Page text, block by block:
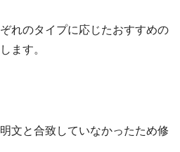
れのタイプに応じたおすすめの
ます。
文と合致していなかったため修